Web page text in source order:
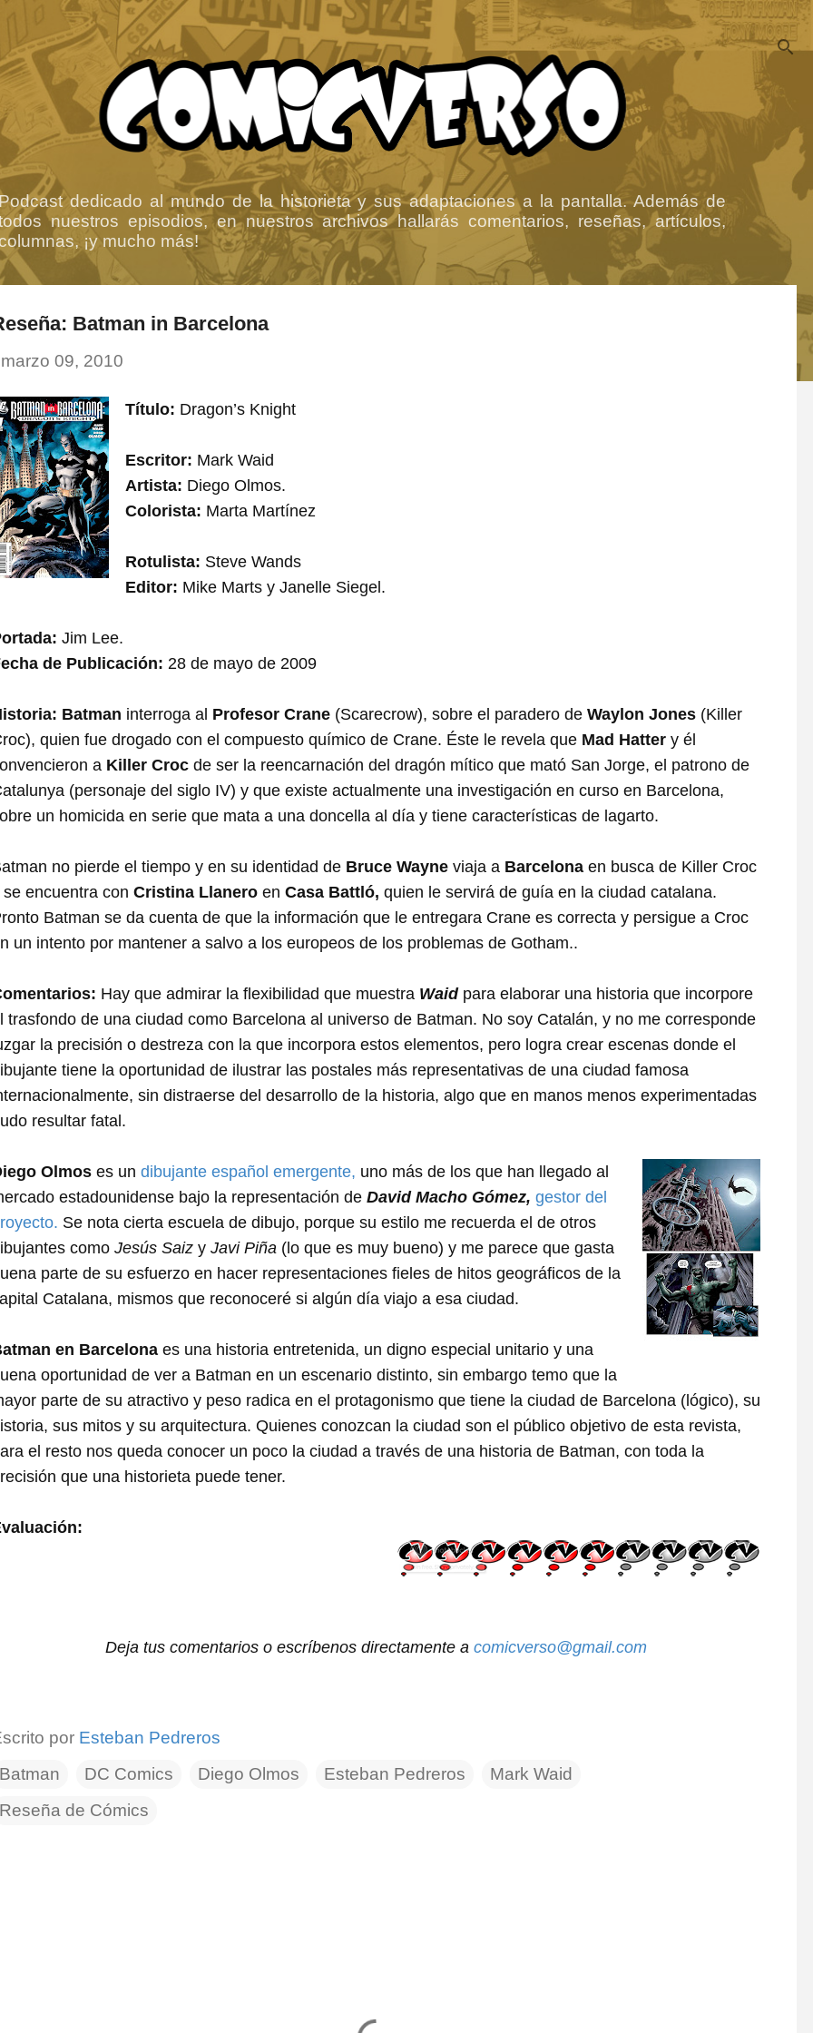
Ir al contenido principal
dedicado al mundo de la historieta y sus adaptaciones a la pantalla. Además de
nuestros episodios, en nuestros archivos hallarás comentarios, reseñas, artículos,
¡y mucho más!
Batman in Barcelona
marzo 09, 2010
Título: Dragon’s Knight
Escritor: Mark Waid
Artista: Diego Olmos.
Colorista: Marta Martínez
Rotulista: Steve Wands
Editor: Mike Marts y Janelle Siegel.
Jim Lee.
de Publicación: 28 de mayo de 2009
Batman interroga al Profesor Crane (Scarecrow), sobre el paradero de Waylon Jones (Killer
quien fue drogado con el compuesto químico de Crane. Éste le revela que Mad Hatter y él
a Killer Croc de ser la reencarnación del dragón mítico que mató San Jorge, el patrono de
(personaje del siglo IV) y que existe actualmente una investigación en curso en Barcelona,
un homicida en serie que mata a una doncella al día y tiene características de lagarto.
no pierde el tiempo y en su identidad de Bruce Wayne viaja a Barcelona en busca de Killer Croc
se encuentra con Cristina Llanero en Casa Battló, quien le servirá de guía en la ciudad catalana.
Batman se da cuenta de que la información que le entregara Crane es correcta y persigue a Croc
un intento por mantener a salvo a los europeos de los problemas de Gotham..
Hay que admirar la flexibilidad que muestra Waidpara elaborar una historia que incorpore
trasfondo de una ciudad como Barcelona al universo de Batman. No soy Catalán, y no me corresponde
la precisión o destreza con la que incorpora estos elementos, pero logra crear escenas donde el
tiene la oportunidad de ilustrar las postales más representativas de una ciudad famosa
sin distraerse del desarrollo de la historia, algo que en manos menos experimentadas
resultar fatal.
Olmos es un dibujante español emergente, uno más de los que han llegado al
estadounidense bajo la representación de David Macho Gómez, gestor del
Se nota cierta escuela de dibujo, porque su estilo me recuerda el de otros
como Jesús Saiz y Javi Piña (lo que es muy bueno) y me parece que gasta
parte de su esfuerzo en hacer representaciones fieles de hitos geográficos de la
Catalana, mismos que reconoceré si algún día viajo a esa ciudad.
en Barcelona es una historia entretenida, un digno especial unitario y una
oportunidad de ver a Batman en un escenario distinto, sin embargo temo que la
parte de su atractivo y peso radica en el protagonismo que tiene la ciudad de Barcelona (lógico), su
sus mitos y su arquitectura. Quienes conozcan la ciudad son el público objetivo de esta revista,
el resto nos queda conocer un poco la ciudad a través de una historia de Batman, con toda la
que una historieta puede tener.
Deja tus comentarios o escríbenos directamente a comicverso@gmail.com
por Esteban Pedreros
Batman
DC Comics Diego Olmos Esteban Pedreros
Mark Waid
Reseña de Cómics